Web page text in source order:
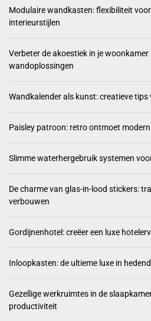
Modulaire wandkasten: flexibiliteit
interieurstijlen
Verbeter de akoestiek in je
wandoplossingen
Wandkalender als kunst: creatieve tips
Paisley patroon: retro ontmoet
Slimme waterhergebruik systemen
De charme van glas-in-lood stickers:
verbouwen
Gordijnenhotel: creëer een luxe
Inloopkasten: de ultieme luxe in
Gezellige werkruimtes in de
productiviteit